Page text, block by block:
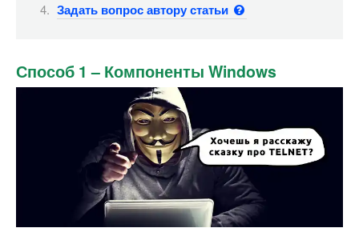
Задать вопрос автору статьи
Способ 1 – Компоненты Windows